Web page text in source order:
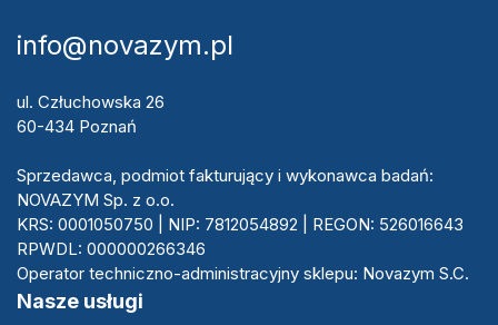
info@novazym.pl
ul. Człuchowska 26
60-434 Poznań
Sprzedawca, podmiot fakturujący i wykonawca badań:
NOVAZYM Sp. z o.o.
KRS: 0001050750 | NIP: 7812054892 | REGON: 526016643
RPWDL: 000000266346
Operator techniczno-administracyjny sklepu: Novazym S.C.
Nasze usługi